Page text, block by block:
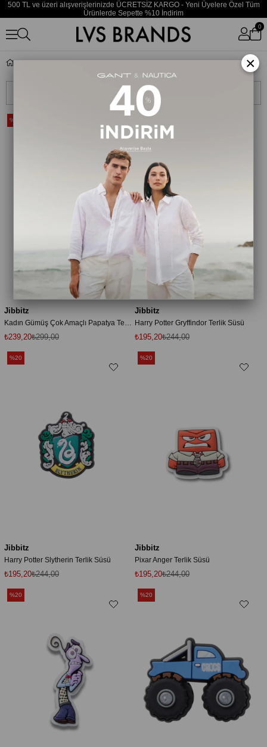
500 TL ve üzeri alışverişlerinizde ÜCRETSİZ KARGO - Yeni Üyelere Özel Tüm
Ürünlerde Sepette %10 İndirim
0
Jibbitz
₺239,20₺299,00
%20
Jibbitz
Harry Potter Gryffindor Terlik Süsü
₺195,20₺244,00
Jibbitz
Harry Potter Slytherin Terlik Süsü
₺195,20₺244,00
%20
Jibbitz
Pixar Anger Terlik Süsü
₺195,20₺244,00
%20
%20 %20
×